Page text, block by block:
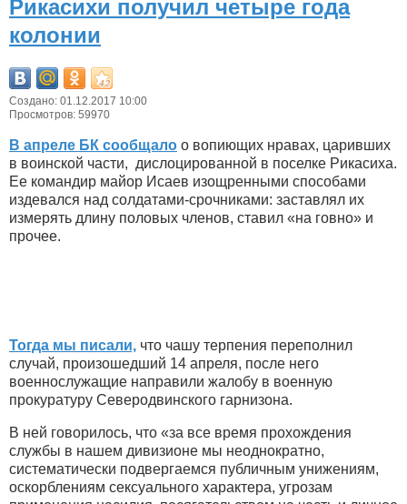
Рикасихи получил четыре года
колонии
Создано: 01.12.2017 10:00
Просмотров: 59970
В апреле БК сообщало о вопиющих нравах, царивших
в воинской части, дислоцированной в поселке Рикасиха.
Ее командир майор Исаев изощренными способами
издевался над солдатами-срочниками: заставлял их
измерять длину половых членов, ставил «на говно» и
прочее.
Тогда мы писали, что чашу терпения переполнил
случай, произошедший 14 апреля, после него
военнослужащие направили жалобу в военную
прокуратуру Северодвинского гарнизона.
В ней говорилось, что «за все время прохождения
службы в нашем дивизионе мы неоднократно,
систематически подвергаемся публичным унижениям,
оскорблениям сексуального характера, угрозам